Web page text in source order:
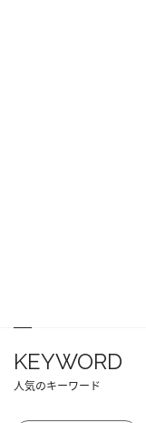
KEYWORD
人気のキーワード